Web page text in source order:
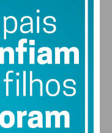
na CM Paços
de partilha"
02:28
na CM Paços
de partilha"